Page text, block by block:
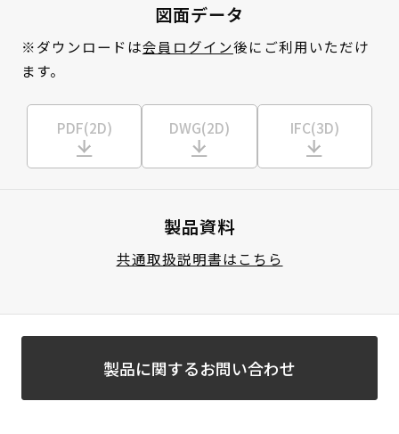
図面データ
※ダウンロードは会員ログイン後にご利用いただけ
ます。
PDF(2D) DWG(2D) IFC(3D)
製品資料
共通取扱説明書はこちら
製品に関するお問い合わせ